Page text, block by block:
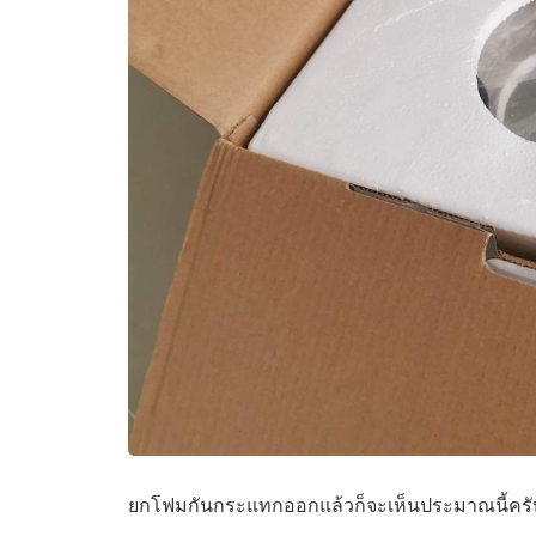
ยกโฟมกันกระแทกออกแล้วก็จะเห็นประมาณนี้ครั